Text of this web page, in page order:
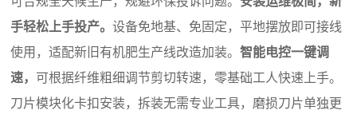
手轻松上手投产。设备免地基、免固定，平地摆放即可接线
使用，适配新旧有机肥生产线改造加装。智能电控一键调
速， 可根据纤维粗细调节剪切转速，零基础工人快速上手。
刀片模块化卡扣安装，拆装无需专业工具，磨损刀片单独更